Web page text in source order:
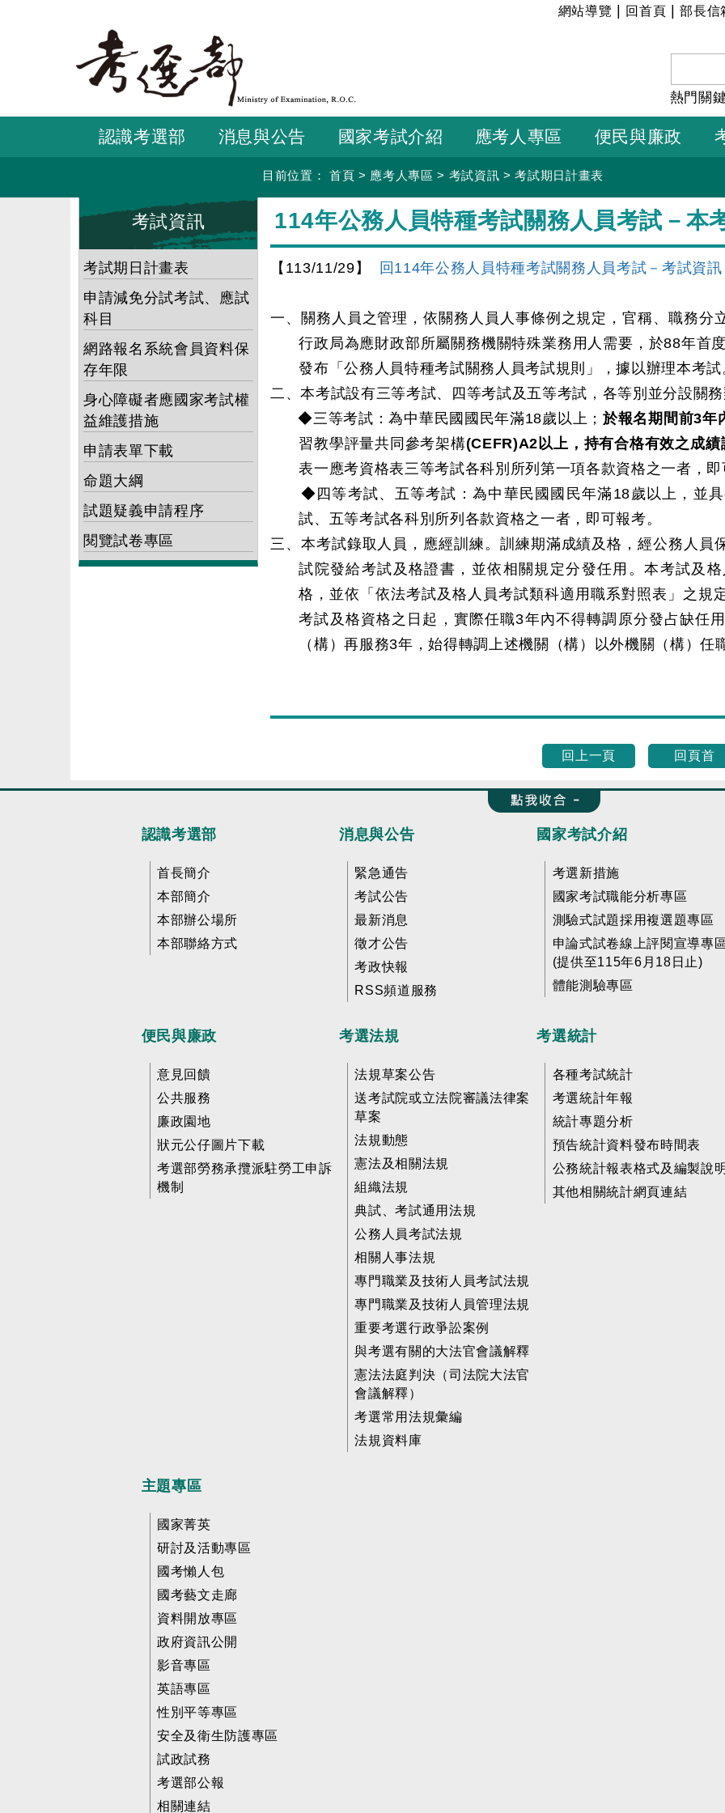
要
容
:::
網站導覽 回首頁 |部長信
熱門關
認識考選部 消息與公告 國家考試介紹 應考人專區 便民與廉政
目前位置： 首頁 > 應考人專區 > 考試資訊 >考試期日計畫表
考試資訊
考試期日計畫表
申請減免分試考試、應試
科目
網路報名系統會員資料保
存年限
身心障礙者應國家考試權
益維護措施
申請表單下載
命題大綱
試題疑義申請程序
閱覽試卷專區
114年公務人員特種考試關務人員考試－本
【113/11/29】 回114年公務人員特種考試關務人員考試－考試資訊
一、關務人員之管理，依關務人員人事條例之規定，官稱、職務分
行政局為應財政部所屬關務機關特殊業務用人需要，於88年首
發布「公務人員特種考試關務人員考試規則」，據以辦理本考試
二、本考試設有三等考試、四等考試及五等考試，各等別並分設關
◆三等考試：為中華民國國民年滿18歲以上； 於報名期間前3年
習教學評量共同參考架構(CEFR)A2以上，持有合格有效之成
表一應考資格表三等考試各科別所列第一項各款資格之一者，
◆四等考試、五等考試：為中華民國國民年滿18歲以上，並具
試、五等考試各科別所列各款資格之一者，即可報考。
三、本考試錄取人員，應經訓練。訓練期滿成績及格，經公務人員
試院發給考試及格證書，並依相關規定分發任用。本考試及
格，並依「依法考試及格人員考試類科適用職系對照表」之規
考試及格資格之日起，實際任職3年內不得轉調原分發占缺任
（構）再服務3年，始得轉調上述機關（構）以外機關（構）任
回上一頁 回頁首
收合 FatFooter
認識考選部
首長簡介
本部簡介
本部辦公場所
本部聯絡方式
消息與公告
緊急通告
考試公告
最新消息
徵才公告
考政快報
RSS頻道服務
國家考試介紹
考選新措施
國家考試職能分析專區
測驗式試題採用複選題專區
申論式試卷線上評閱宣導專
(提供至115年6月18日止)
體能測驗專區
便民與廉政
意見回饋
公共服務
廉政園地
狀元公仔圖片下載
考選部勞務承攬派駐勞工申訴
機制
考選法規
法規草案公告
送考試院或立法院審議法律案
草案
法規動態
憲法及相關法規
組織法規
典試、考試通用法規
公務人員考試法規
相關人事法規
專門職業及技術人員考試法規
專門職業及技術人員管理法規
重要考選行政爭訟案例
與考選有關的大法官會議解釋
憲法法庭判決（司法院大法官
會議解釋）
考選常用法規彙編
法規資料庫
考選統計
各種考試統計
考選統計年報
統計專題分析
預告統計資料發布時間表
公務統計報表格式及編製說
其他相關統計網頁連結
主題專區
國家菁英
研討及活動專區
國考懶人包
國考藝文走廊
資料開放專區
政府資訊公開
影音專區
英語專區
性別平等專區
安全及衛生防護專區
試政試務
考選部公報
相關連結